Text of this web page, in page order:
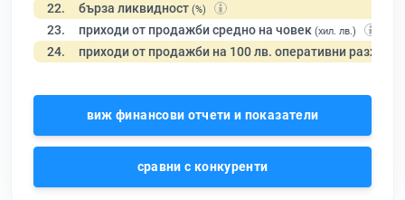
22. бърза ликвидност (%)
23. приходи от продажби средно на човек (хил. лв.)
24. приходи от продажби на 100 лв. оперативни разходи
виж финансови отчети и показатели
сравни с конкуренти